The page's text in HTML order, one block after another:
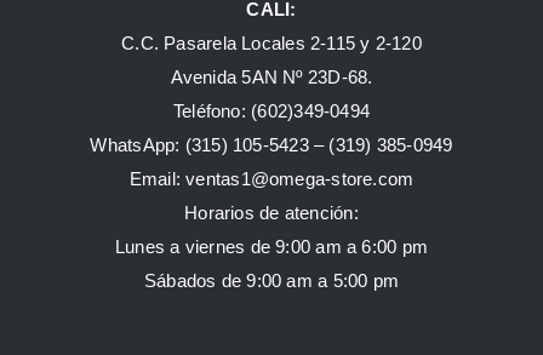
CALI:
C.C. Pasarela Locales 2-115 y 2-120
Avenida 5AN Nº 23D-68.
Teléfono: (602)349-0494
WhatsApp: (315) 105-5423 – (319) 385-0949
Email:ventas1@omega-store.com
Horarios de atención:
Lunes a viernes de 9:00 am a 6:00 pm
Sábados de 9:00 am a 5:00 pm